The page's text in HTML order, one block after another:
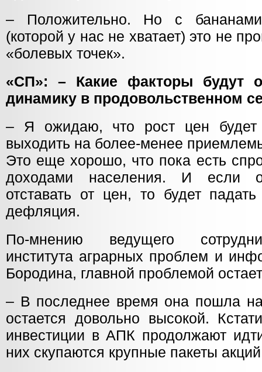
– Положительно. Но с
(которой у нас не хватает) это не
«болевых точек».
«СП»: – Какие факторы будут
динамику в продовольственном
– Я ожидаю, что рост цен будет
выходить на более-менее
Это еще хорошо, что пока есть
доходами населения. И если
отставать от цен, то будет
дефляция.
По-мнению ведущего
института аграрных проблем и
Бородина, главной проблемой
– В последнее время она пошла
остается довольно высокой.
инвестиции в АПК продолжают
них скупаются крупные пакеты